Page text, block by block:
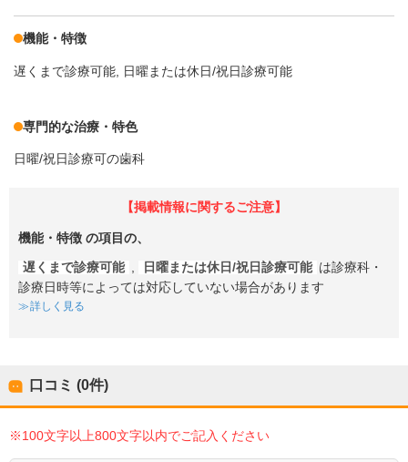
機能・特徴
遅くまで診療可能 日曜または休日/祝日診療可能
専門的な治療・特色
日曜/祝日診療可の歯科
【掲載情報に関するご注意】
機能・特徴 の項目の、
遅くまで診療可能 , 日曜または休日/祝日診療可能 は診療科・
診療日時等によっては対応していない場合があります
詳しく見る
口コミ (0件)
※100文字以上800文字以内でご記入ください